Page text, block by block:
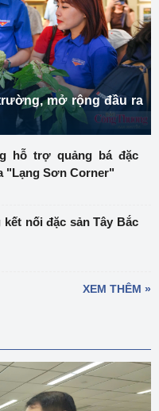
mở rộng đầu ra
hỗ trợ quảng bá đặc
"Lạng Sơn Corner"
nối đặc sản Tây Bắc
XEM THÊM »